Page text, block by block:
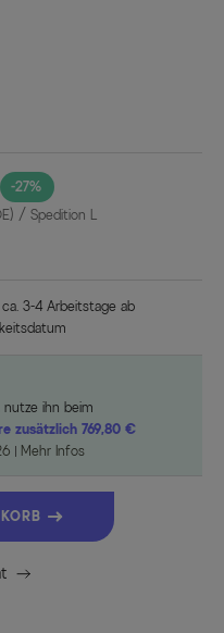
-27%
/ Spedition L
3-4 Arbeitstage ab
nutze ihn beim
zusätzlich 769,80 €
Mehr Infos